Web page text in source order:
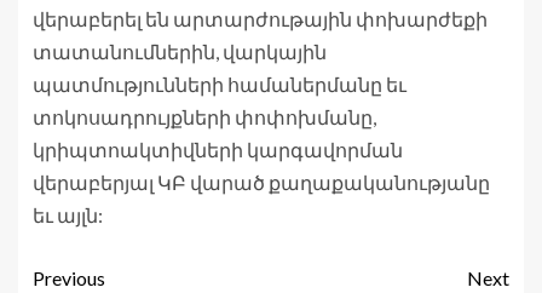
վերաբերել են արտարժութային փոխարժեքի
տատանումներին, վարկային
պատմությունների համաներմանը եւ
տոկոսադրույքների փոփոխմանը,
կրիպտոակտիվների կարգավորման
վերաբերյալ ԿԲ վարած քաղաքականությանը
եւ այլն:
Previous
Next